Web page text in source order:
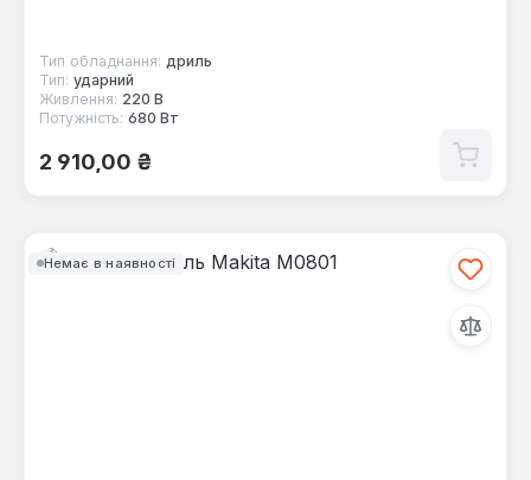
Тип обладнання: дриль
Тип: ударний
Живлення: 220 В
Потужність: 680 Вт
Звичайна ціна:
2 910,00 ₴
Немає в наявності